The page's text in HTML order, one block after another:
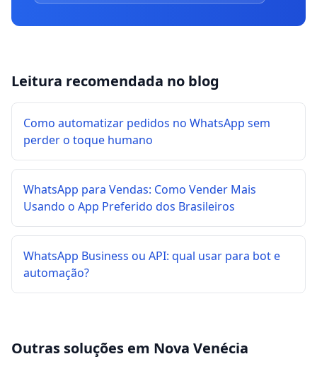
Leitura recomendada no blog
Como automatizar pedidos no WhatsApp sem
perder o toque humano
WhatsApp para Vendas: Como Vender Mais
Usando o App Preferido dos Brasileiros
WhatsApp Business ou API: qual usar para bot e
automação?
Outras soluções em Nova Venécia